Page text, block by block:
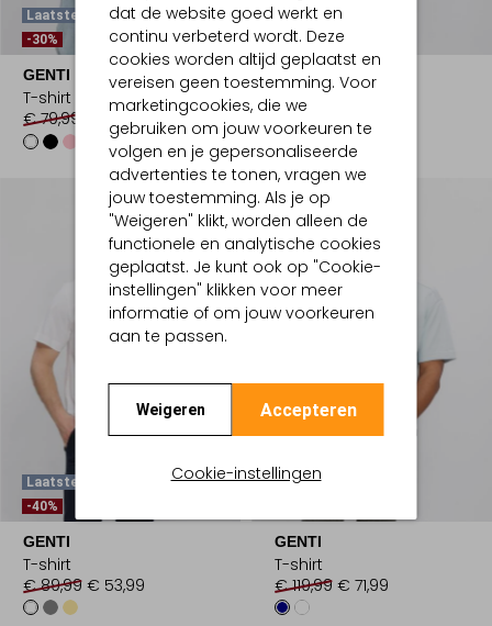
dat de website goed werkt en
continu verbeterd wordt. Deze
cookies worden altijd geplaatst en
vereisen geen toestemming. Voor
marketingcookies, die we
gebruiken om jouw voorkeuren te
volgen en je gepersonaliseerde
advertenties te tonen, vragen we
jouw toestemming. Als je op
"Weigeren" klikt, worden alleen de
functionele en analytische cookies
geplaatst. Je kunt ook op "Cookie-
instellingen" klikken voor meer
informatie of om jouw voorkeuren
aan te passen.
Weigeren Accepteren
Cookie-instellingen
Laatste Maten
-30%
GENTI
T-shirt
€ 79,99
€ 55,99
Laatste Items
-30%
GENTI
Polo
€ 159,99
€ 111,99
Laatste Items
-40%
GENTI
T-shirt
€ 89,99 € 53,99
Laatste Maten
GENTI
T-shirt
€ 119,99 € 71,99